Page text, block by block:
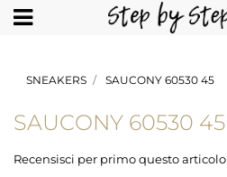
Open
SNEAKERS SAUCONY 60530 45
SAUCONY 60530 45
Recensisci per primo questo articolo